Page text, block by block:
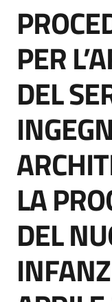
acquisto
Supporto
Piattaforme
telematiche
English
site
Salta al contenuto
PER
DEL
LA
DEL